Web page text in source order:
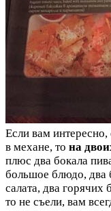
Если вам интересно,
в механе, то на
плюс два бокала
большое блюдо, два
салата, два горячих
то не съели, вам